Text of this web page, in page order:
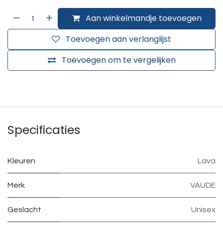
Aan winkelmandje toevoegen
Toevoegen om te vergelijken
Toevoegen aan verlanglijst
Specificaties
Kleuren Lava
Merk VAUDE
Geslacht Unisex